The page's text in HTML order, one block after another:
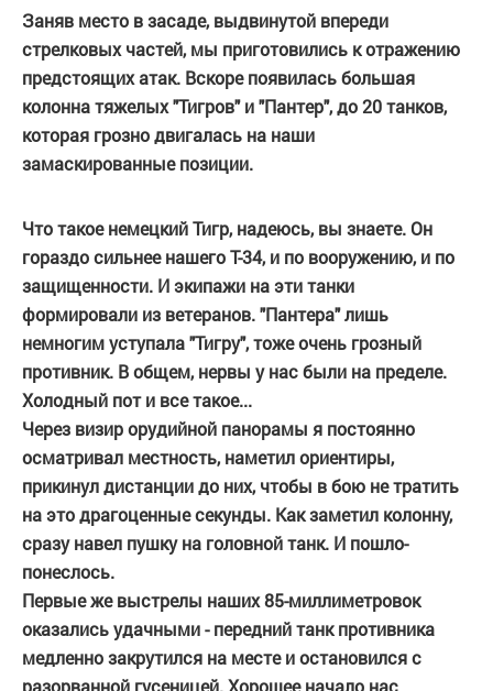
Заняв место в засаде, выдвинутой впереди
стрелковых частей, мы приготовились к отражению
предстоящих атак. Вскоре появилась большая
колонна тяжелых "Тигров" и "Пантер", до 20 танков,
которая грозно двигалась на наши
замаскированные позиции.
Что такое немецкий Тигр, надеюсь, вы знаете. Он
гораздо сильнее нашего Т-34, и по вооружению, и по
защищенности. И экипажи на эти танки
формировали из ветеранов. "Пантера" лишь
немногим уступала "Тигру", тоже очень грозный
противник. В общем, нервы у нас были на пределе.
Холодный пот и все такое...
Через визир орудийной панорамы я постоянно
осматривал местность, наметил ориентиры,
прикинул дистанции до них, чтобы в бою не тратить
на это драгоценные секунды. Как заметил колонну,
сразу навел пушку на головной танк. И пошло-
понеслось.
Первые же выстрелы наших 85-миллиметровок
оказались удачными - передний танк противника
медленно закрутился на месте и остановился с
разорванной гусеницей. Хорошее начало нас